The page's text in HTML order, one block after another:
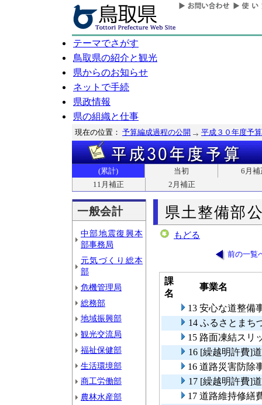
テーマでさがす
鳥取県の紹介と観光
県からのお知らせ
ネットで手続
県政情報
県の組織と仕事
現在の位置： 予算編成過程の公開 平成３０年度予算
(累計) 当初
6月補
11月補正
2月補正
一般会計
中部地震復興本
部事務局
元気づくり総本
部
危機管理局
総務部
地域振興部
観光交流局
福祉保健部
生活環境部
商工労働部
農林水産部
県土整備部
もどる
前の一覧
課
名
事業名
13 安心な道整備
14 ふるさとまち
15 路面凍結スリ
16 [繰越明許費]
16 道路災害防除
17 [繰越明許費]
17 道路維持修繕